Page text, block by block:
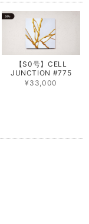
【S0号】CELL
JUNCTION #775
¥33,000